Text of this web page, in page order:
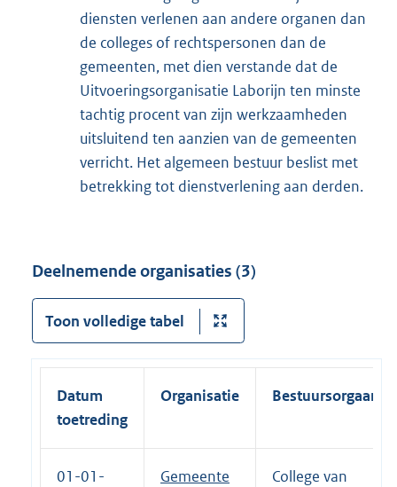
diensten verlenen aan andere organen dan
de colleges of rechtspersonen dan de
gemeenten, met dien verstande dat de
Uitvoeringsorganisatie Laborijn ten minste
tachtig procent van zijn werkzaamheden
uitsluitend ten aanzien van de gemeenten
verricht. Het algemeen bestuur beslist met
betrekking tot dienstverlening aan derden.
Deelnemende organisaties (3)
Toon volledige tabel
Datum
toetreding
Organisatie Bestuursorgaan
01-01-
Gemeente
College van